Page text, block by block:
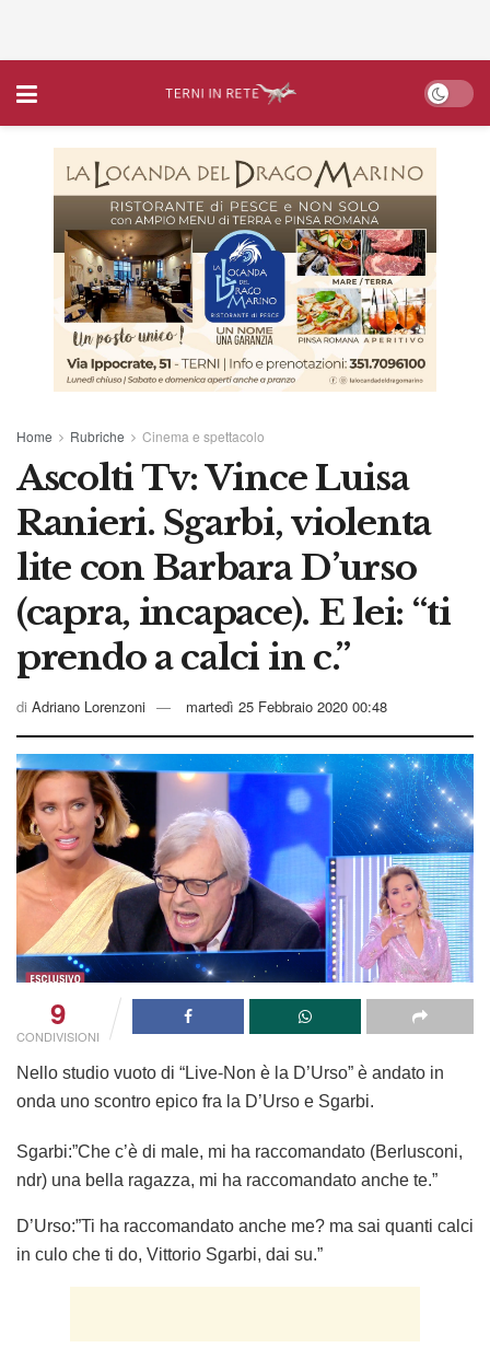
Home Rubriche Cinema e spettacolo
Ascolti Tv: Vince Luisa
Ranieri. Sgarbi, violenta
lite con Barbara D’urso
(capra, incapace). E lei: “ti
prendo a calci in c.”
di Adriano Lorenzoni martedì 25 Febbraio 2020 00:48
9
CONDIVISIONI
Nello studio vuoto di “Live-Non è la D’Urso” è andato in
onda uno scontro epico fra la D’Urso e Sgarbi.
Sgarbi:”Che c’è di male, mi ha raccomandato (Berlusconi,
ndr) una bella ragazza, mi ha raccomandato anche te.”
D’Urso:”Ti ha raccomandato anche me? ma sai quanti calci
in culo che ti do, Vittorio Sgarbi, dai su.”